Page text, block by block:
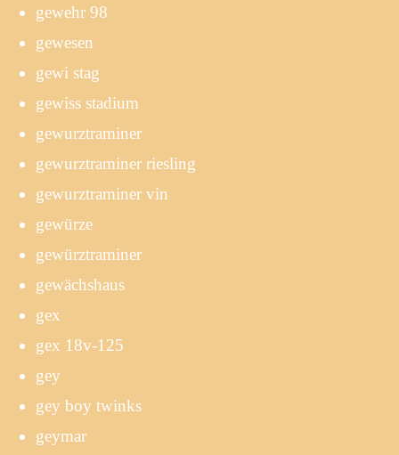
gewehr 98
gewesen
gewi stag
gewiss stadium
gewurztraminer
gewurztraminer riesling
gewurztraminer vin
gewürze
gewürztraminer
gewächshaus
gex
gex 18v-125
gey
gey boy twinks
geymar